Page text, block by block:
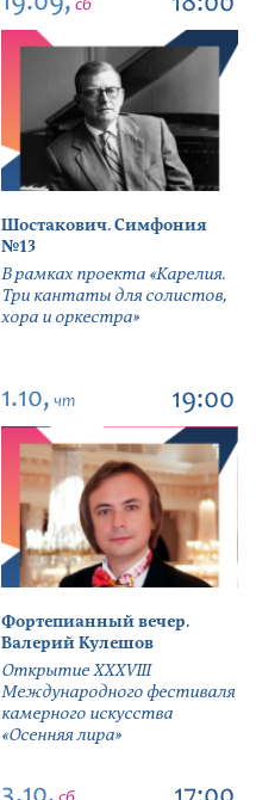
сб
Шостакович. Симфония
№13
В рамках проекта «Карелия.
Три кантаты для солистов,
хора и оркестра»
1.10, чт 19:00
Фортепианный вечер.
Валерий Кулешов
Открытие ХХХVIII
Международного фестиваля
камерного искусства
«Осенняя лира»